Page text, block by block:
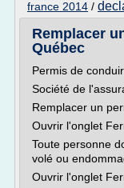
france 2014 /
Remplacer
Québec
Permis de
Société de
Remplacer un
Ouvrir l'onglet
Toute personne
volé ou
Ouvrir l'onglet